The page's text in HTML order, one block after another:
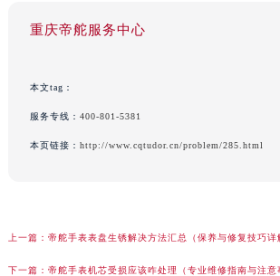
重庆帝舵服务中心
本文tag：
服务专线： 400-801-5381
本页链接： http://www.cqtudor.cn/problem/285.html
上一篇： 帝舵手表表盘生锈解决方法汇总（保养与修复技巧详
下一篇： 帝舵手表机芯受损应该咋处理（专业维修指南与注意